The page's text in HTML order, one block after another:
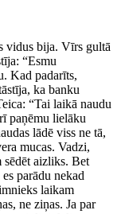
vidus bija. Vīrs gultā
“Esmu
Kad padarīts,
ka banku
“Tai laikā naudu
paņēmu lielāku
lādē viss ne tā,
mucas. Vadzi,
sēdēt aizliks. Bet
parādu nekad
laikam
ne ziņas. Ja par